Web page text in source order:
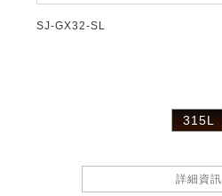
SJ-GX32-SL
315L
詳細資訊